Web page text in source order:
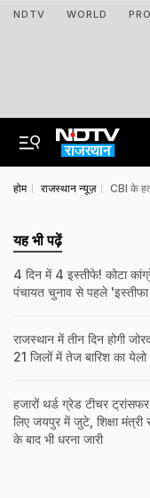
NDTV WORLD
होम राजस्थान न्यूज़ CBI के
यह भी पढ़ें
4 दिन में 4 इस्तीफे! कोटा
पंचायत चुनाव से पहले
राजस्‍थान में तीन द‍िन होगी
21 जिलों में तेज बारिश का येलो
हजारों थर्ड ग्रेड टीचर
लिए जयपुर में जुटे, शिक्षा मंत्री
के बाद भी धरना जारी